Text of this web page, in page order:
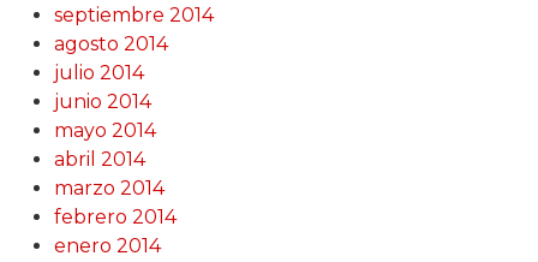
septiembre 2014
agosto 2014
julio 2014
junio 2014
mayo 2014
abril 2014
marzo 2014
febrero 2014
enero 2014